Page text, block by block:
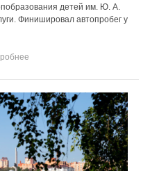
детей им. Ю. А.
Финишировал автопробег у